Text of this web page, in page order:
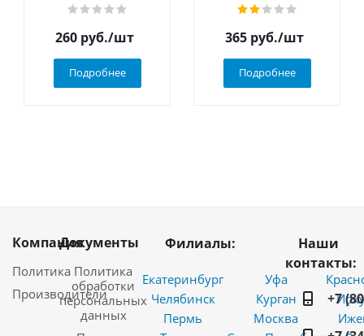
260 руб./шт
Подробнее
365 руб./шт
Подробнее
Компания
Политика
Производители
Документы
Политика
обработки
персональных
данных
Филиалы:
Екатеринбург
Челябинск
Пермь
Уфа
Курган
Москва
Наши
контакты:
+7